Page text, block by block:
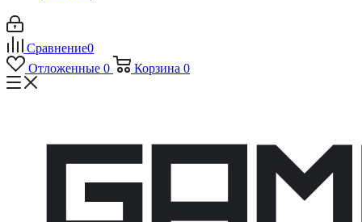
Сравнение0
Отложенные 0 Корзина 0